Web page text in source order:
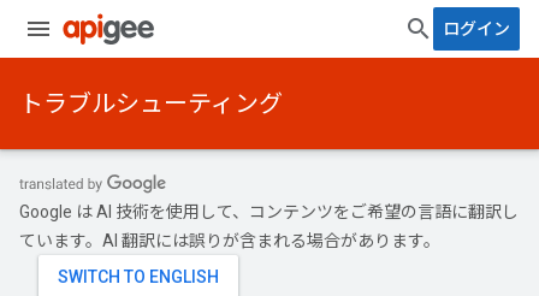
ログイン
トラブルシューティング
Google は AI 技術を使用して、コンテンツをご希望の言語に翻訳し
ています。AI 翻訳には誤りが含まれる場合があります。